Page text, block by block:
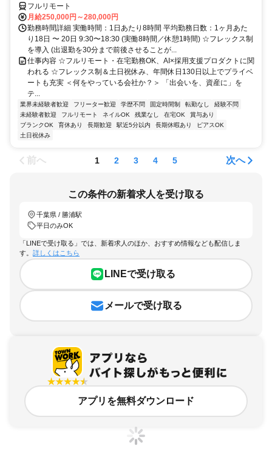
フルリモート
月給250,000円～280,000円
勤務時間詳細 実働時間：1日あたり8時間 平均勤務日数：1ヶ月あた
り18日 〜 20日 9:30〜18:30 (実働8時間／休憩1時間) ☆フレックス制
を導入 (出退勤を30分まで前後させることが...
仕事内容 ☆フルリモート・在宅勤務OK、AI×採用支援プロダクトに関
われる ☆フレックス制＆土日祝休み、年間休日130日以上でプライベ
ートも充実 ＜何をやっている会社か？＞ 「出会いを、資産に」を
テ...
業界未経験者歓迎 フリーター歓迎 学歴不問 固定時間制 転勤なし
経験不問
未経験者歓迎
フルリモート ネイルOK 残業なし 在宅OK
賞与あり
ブランクOK
育休あり 長期歓迎 駅近5分以内 長期休暇あり
ピアスOK
土日祝休み
前へ 1 2 3 4 5 次へ
この条件の新着求人を受け取る
千葉県 / 勝浦駅
平日のみOK
「LINEで受け取る」では、新着求人のほか、おすすめ情報なども配信しま
す。 詳しくはこちら
LINEで受け取る
メールで受け取る
アプリを無料ダウンロード